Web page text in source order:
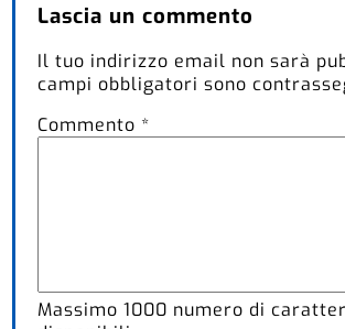
Lascia un commento
Il tuo indirizzo email non sarà
campi obbligatori sono
Commento *
Massimo1000 numero di